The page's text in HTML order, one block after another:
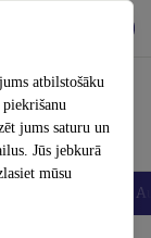
atbilstošāku
jums saturu un
Jūs jebkurā
mūsu